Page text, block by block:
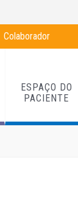
Colaborador
ESPAÇO DO
PACIENTE